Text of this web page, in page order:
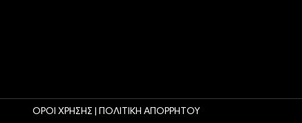
ΟΡΟΙ ΧΡΗΣΗΣ | ΠΟΛΙΤΙΚΗ ΑΠΟΡΡΗΤΟΥ